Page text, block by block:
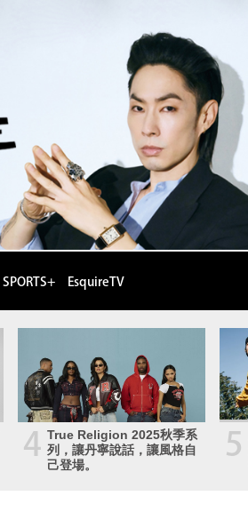
SPORTS+ EsquireTV
4 True Religion 2025秋季系
列，讓丹寧說話，讓風格自
己登場。
5